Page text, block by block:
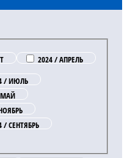
2024 / АПРЕЛЬ
/ ИЮЛЬ
МАЙ
/ СЕНТЯБРЬ